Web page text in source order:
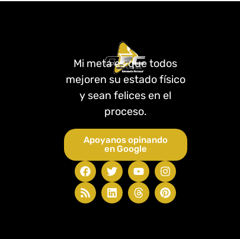
Mi meta es que todos
mejoren su estado físico
y sean felices en el
proceso.
Apoyanos opinando
en Google